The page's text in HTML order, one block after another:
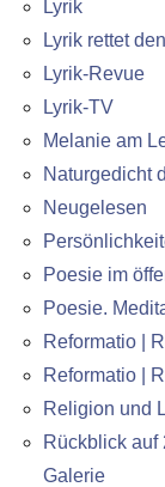
Lyrik
Lyrik rettet
Lyrik-Revue
Lyrik-TV
Melanie am
Naturgedicht
Neugelesen
Poesie im
Poesie.
Reformatio |
Reformatio |
Religion und
Rückblick auf
Galerie